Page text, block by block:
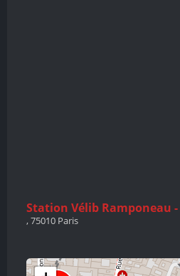
Station Vélib Ramponeau
, 75010 Paris